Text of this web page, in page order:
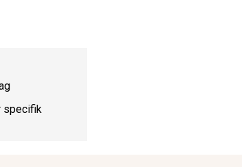
specifik